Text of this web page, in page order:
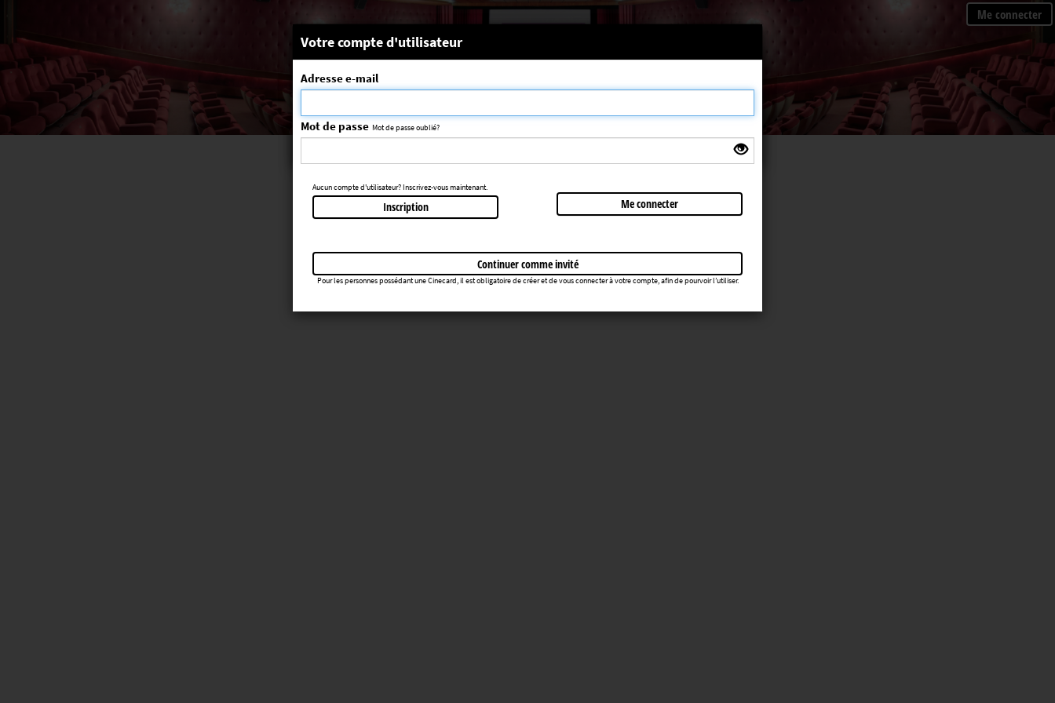
Me connecter
Message système
La séance choisie n'a pas été trouvée
Votre compte d'utilisateur
Adresse e-mail
Mot de passe Mot de passe oublié?
Aucun compte d'utilisateur? Inscrivez-vous maintenant.
Inscription Me connecter
Continuer comme invité
Pour les personnes possédant une Cinecard, il est obligatoire de créer et de vous connecter à votre compte, afin de pourvoir l’utiliser.